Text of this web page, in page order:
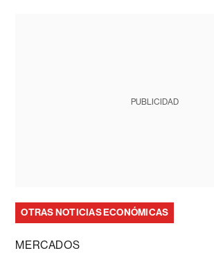
PUBLICIDAD
OTRAS NOTICIAS ECONÓMICAS
MERCADOS